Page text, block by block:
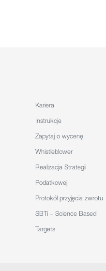
Kariera
Instrukcje
Zapytaj o wycenę
Whistleblower
Realizacja Strategii
Podatkowej
Protokół przyjęcia zwrotu
SBTi – Science Based
Targets